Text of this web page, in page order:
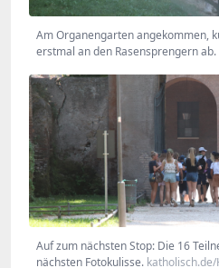
Am Organengarten angekommen,
erstmal an den Rasensprengern ab.
Auf zum nächsten Stop: Die 16
nächsten Fotokulisse.